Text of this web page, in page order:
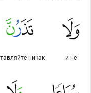
и не
никак